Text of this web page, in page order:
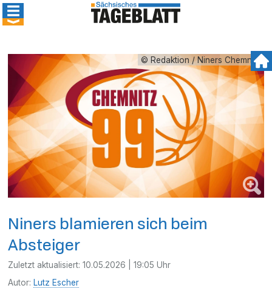
© Redaktion / Niners Chemnitz
Niners blamieren sich beim
Absteiger
Zuletzt aktualisiert:10.05.2026 | 19:05 Uhr
Autor: Lutz Escher